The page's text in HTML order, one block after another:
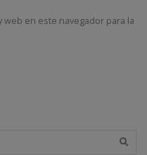
en este navegador para la